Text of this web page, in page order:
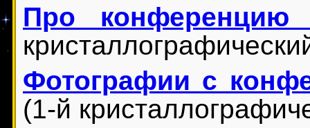
Про конференцию
Фотографии с
(1-й